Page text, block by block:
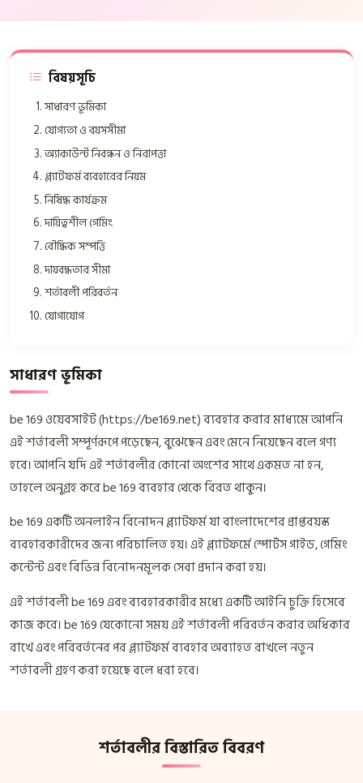
বিষয়সূচি
সাধারণ ভূমিকা
যোগ্যতা ও বয়সসীমা
অ্যাকাউন্ট নিবন্ধন ও নিরাপত্তা
প্ল্যাটফর্ম ব্যবহারের নিয়ম
নিষিদ্ধ কার্যক্রম
দায়িত্বশীল গেমিং
বৌদ্ধিক সম্পত্তি
দায়বদ্ধতার সীমা
শর্তাবলী পরিবর্তন
যোগাযোগ
সাধারণ ভূমিকা
be 169 ওয়েবসাইট (https://be169.net) ব্যবহার করার মাধ্যমে আপনি
এই শর্তাবলী সম্পূর্ণরূপে পড়েছেন, বুঝেছেন এবং মেনে নিয়েছেন বলে গণ্য
হবে। আপনি যদি এই শর্তাবলীর কোনো অংশের সাথে একমত না হন,
তাহলে অনুগ্রহ করে be 169 ব্যবহার থেকে বিরত থাকুন।
be 169 একটি অনলাইন বিনোদন প্ল্যাটফর্ম যা বাংলাদেশের প্রাপ্তবয়স্ক
ব্যবহারকারীদের জন্য পরিচালিত হয়। এই প্ল্যাটফর্মে স্পোর্টস গাইড, গেমিং
কন্টেন্ট এবং বিভিন্ন বিনোদনমূলক সেবা প্রদান করা হয়।
এই শর্তাবলী be 169 এবং ব্যবহারকারীর মধ্যে একটি আইনি চুক্তি হিসেবে
কাজ করে। be 169 যেকোনো সময় এই শর্তাবলী পরিবর্তন করার অধিকার
রাখে এবং পরিবর্তনের পর প্ল্যাটফর্ম ব্যবহার অব্যাহত রাখলে নতুন
শর্তাবলী গ্রহণ করা হয়েছে বলে ধরা হবে।
শর্তাবলীর বিস্তারিত বিবরণ